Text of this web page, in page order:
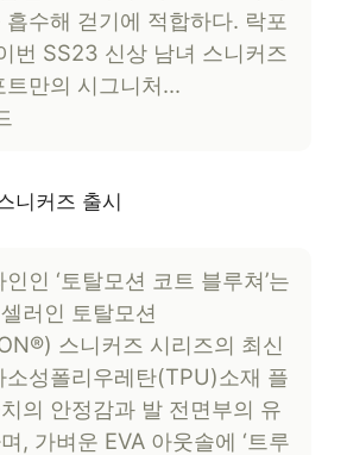
수해 걷기에 적합하다. 락포
번 SS23 신상 남녀 스니커즈
트만의 시그니처…
니커즈 출시
인 ‘토탈모션 코트 블루쳐’는
러인 토탈모션
스니커즈 시리즈의 최신
소성폴리우레탄(TPU)소재 플
의 안정감과 발 전면부의 유
, 가벼운 EVA 아웃솔에 ‘트루